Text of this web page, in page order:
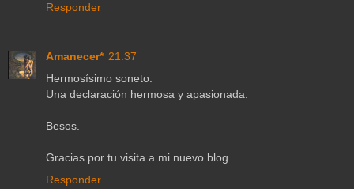
Responder
Amanecer* 21:37
Hermosísimo soneto.
Una declaración hermosa y apasionada.
Besos.
Gracias por tu visita a mi nuevo blog.
Responder